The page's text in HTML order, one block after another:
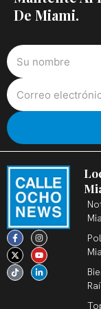
De Miami.
F
a
c
e
b
o
o
I
n
s
t
a
g
r
X
-
t
w
i
t
t
Y
o
u
t
u
b
e
T
i
k
t
o
k
L
i
n
k
e
d
i